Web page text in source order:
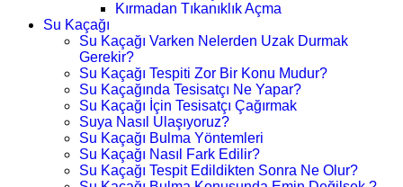
Kırmadan Tıkanıklık Açma
Su Kaçağı
Su Kaçağı Varken Nelerden Uzak Durmak
Gerekir?
Su Kaçağı Tespiti Zor Bir Konu Mudur?
Su Kaçağında Tesisatçı Ne Yapar?
Su Kaçağı İçin Tesisatçı Çağırmak
Suya Nasıl Ulaşıyoruz?
Su Kaçağı Bulma Yöntemleri
Su Kaçağı Nasıl Fark Edilir?
Su Kaçağı Tespit Edildikten Sonra Ne Olur?